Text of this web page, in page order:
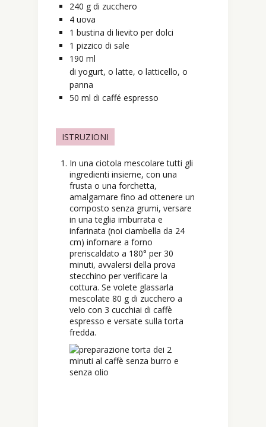
240 g di zucchero
4 uova
1 bustina di lievito per dolci
1 pizzico di sale
190 ml
di yogurt, o latte, o latticello, o
panna
50 ml di caffé espresso
ISTRUZIONI
In una ciotola mescolare tutti gli
ingredienti insieme, con una
frusta o una forchetta,
amalgamare fino ad ottenere un
composto senza grumi, versare
in una teglia imburrata e
infarinata (noi ciambella da 24
cm) infornare a forno
preriscaldato a 180° per 30
minuti, avvalersi della prova
stecchino per verificare la
cottura. Se volete glassarla
mescolate 80 g di zucchero a
velo con 3 cucchiai di caffè
espresso e versate sulla torta
fredda.